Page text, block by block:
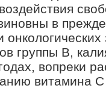
в
группы В,
вопреки
витамина С